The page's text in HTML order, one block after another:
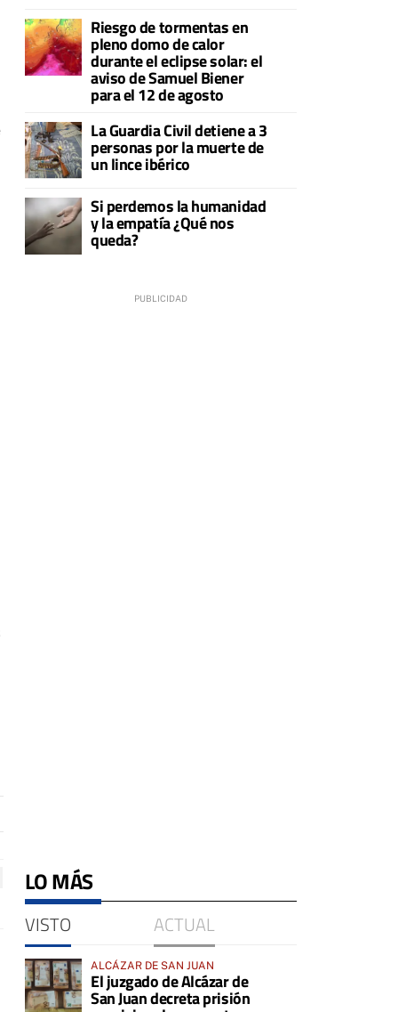
Riesgo de tormentas en
pleno domo de calor
durante el eclipse solar: el
aviso de Samuel Biener
para el 12 de agosto
La Guardia Civil detiene a 3
personas por la muerte de
un lince ibérico
Si perdemos la humanidad
y la empatía ¿Qué nos
queda?
LO MÁS
VISTO ACTUAL
ALCÁZAR DE SAN JUAN
El juzgado de Alcázar de
San Juan decreta prisión